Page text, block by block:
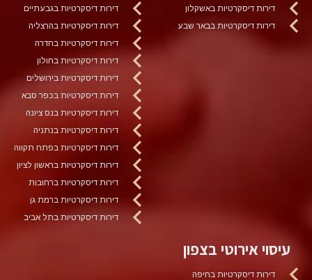
דירות דיסקרטיות באשקלון
דירות דיסקרטיות בבאר שבע
דירות דיסקרטיות בגבעתיים
דירות דיסקרטיות בהרצליה
דירות דיסקרטיות בחדרה
דירות דיסקרטיות בחולון
דירות דיסקרטיות בירושלים
דירות דיסקרטיות בכפר סבא
דירות דיסקרטיות בנס ציונה
דירות דיסקרטיות בנתניה
דירות דיסקרטיות בפתח תקווה
דירות דיסקרטיות בראשון לציון
דירות דיסקרטיות ברחובות
דירות דיסקרטיות ברמת גן
דירות דיסקרטיות בתל אביב
עיסוי אירוטי בצפון
דירות דיסקרטיות בחיפה